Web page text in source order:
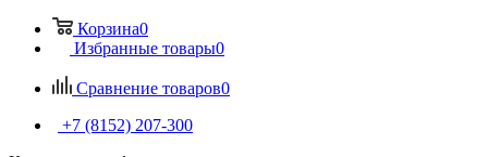
Корзина0
Избранные товары0
Сравнение товаров0
+7 (8152) 207-300